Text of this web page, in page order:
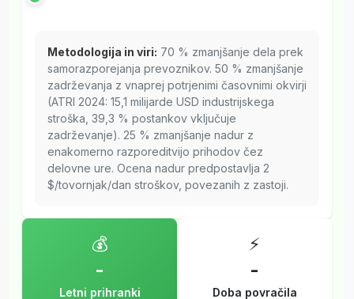
Metodologija in viri: 70 % zmanjšanje dela prek
samorazporejanja prevoznikov. 50 % zmanjšanje
zadrževanja z vnaprej potrjenimi časovnimi okvirji
(ATRI 2024: 15,1 milijarde USD industrijskega
stroška, 39,3 % postankov vključuje
zadrževanje). 25 % zmanjšanje nadur z
enakomerno razporeditvijo prihodov čez
delovne ure. Ocena nadur predpostavlja 2
$/tovornjak/dan stroškov, povezanih z zastoji.
💰
-
Letni prihranki
⚡
-
Doba povračila